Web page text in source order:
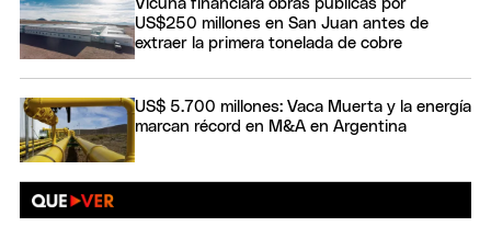
Vicuña financiará obras públicas por
US$250 millones en San Juan antes de
extraer la primera tonelada de cobre
US$ 5.700 millones: Vaca Muerta y la energía
marcan récord en M&A en Argentina